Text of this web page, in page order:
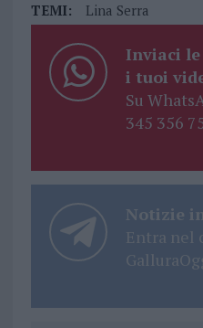
TEMI: Lina Serra
Inviaci
i tuoi
Su
345 356
Notizie
Entra nel